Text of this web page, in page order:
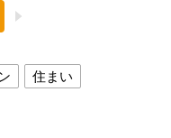
住まい